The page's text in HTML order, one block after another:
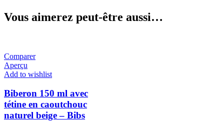
Vous aimerez peut-être aussi…
Comparer
Aperçu
Add to wishlist
Biberon 150 ml avec
tétine en caoutchouc
naturel beige – Bibs